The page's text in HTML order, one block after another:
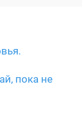
пока не